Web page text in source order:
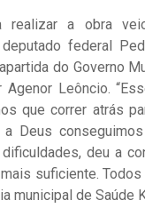
realizar a obra
federal
do Governo
Leôncio.
que correr atrás
a Deus
deu a
suficiente. Todos
municipal de Saúde